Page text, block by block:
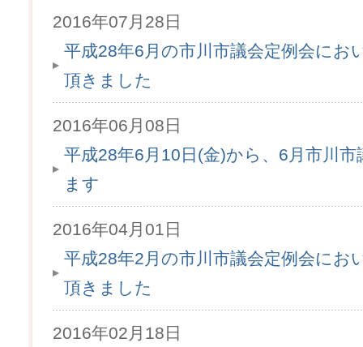
2016年07月28日
平成28年6月の市川市議会定例会にお
頂きました
2016年06月08日
平成28年6月10日(金)から、6月市川
ます
2016年04月01日
平成28年2月の市川市議会定例会にお
頂きました
2016年02月18日